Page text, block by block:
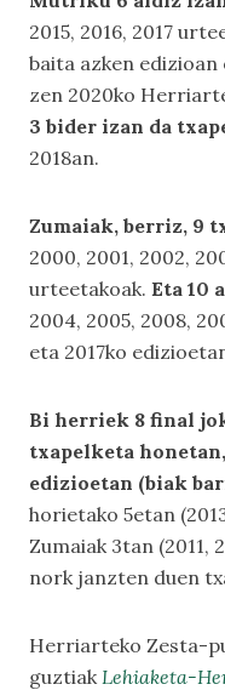
2015, 2016, 2017
baita azken edizioan
zen 2020ko
3 bider izan da
2018an.
Zumaiak, berriz, 9
2000, 2001, 2002,
urteetakoak. Eta 10
2004, 2005, 2008,
eta 2017ko
Bi herriek 8 final
txapelketa
edizioetan (biak
horietako 5etan
Zumaiak 3tan (2011,
nork janzten duen
Herriarteko Zesta-
guztiakLehiaketa-